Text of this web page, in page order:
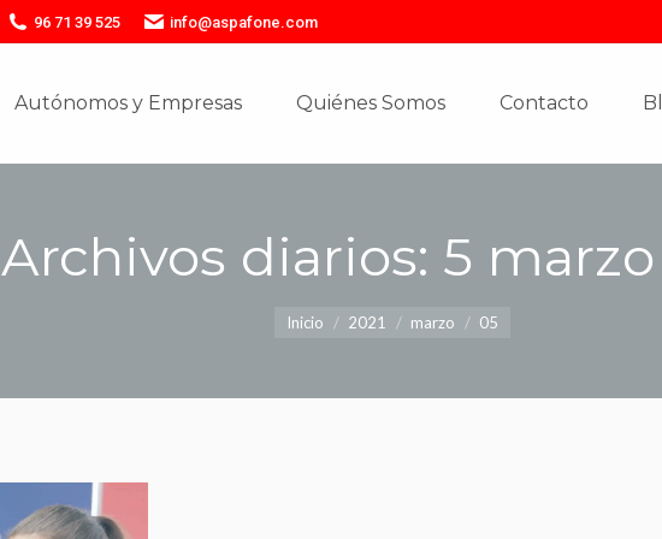
96 71 39 525 info@aspafone.com
Autónomos y Empresas Quiénes Somos Contacto
Archivos diarios: 5 marzo
Inicio 2021 marzo 05
Autónomos y Empresas Quiénes Somos Contacto